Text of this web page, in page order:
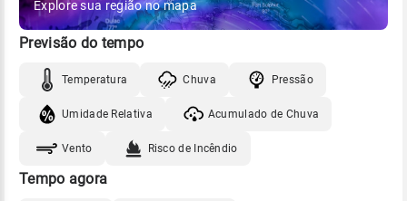
Explore sua região no mapa
Previsão do tempo
Temperatura Chuva Pressão
Umidade Relativa Acumulado de Chuva
Vento Risco de Incêndio
Tempo agora